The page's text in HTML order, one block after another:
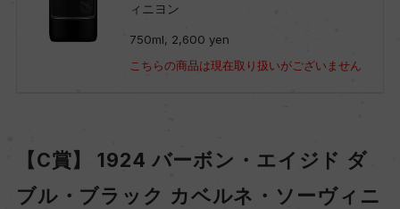
ィニヨン
750ml, 2,600 yen
こちらの商品は現在取り扱いがございません
【C賞】 1924 バーボン・エイジド ダ
ブル・ブラック カベルネ・ソーヴィニ